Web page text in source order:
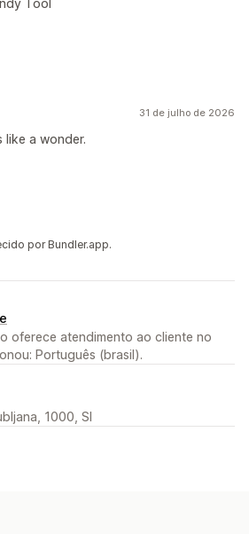
Tool
31 de julho de 2026
like a wonder.
por Bundler.app.
oferece atendimento ao cliente no
Português (brasil).
1000, SI